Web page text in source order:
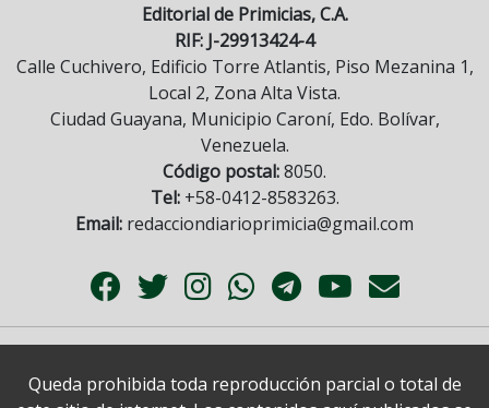
Editorial de Primicias, C.A.
RIF: J-29913424-4
Calle Cuchivero, Edificio Torre Atlantis, Piso Mezanina 1,
Local 2, Zona Alta Vista.
Ciudad Guayana, Municipio Caroní, Edo. Bolívar,
Venezuela.
Código postal:8050.
Tel:+58-0412-8583263.
Email: redacciondiarioprimicia@gmail.com
Queda prohibida toda reproducción parcial o total de